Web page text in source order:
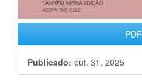
PDF
Publicado: out. 31, 2025